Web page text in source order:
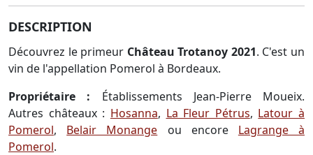
DESCRIPTION
Découvrez le primeur Château Trotanoy 2021. C'est un
vin de l'appellation Pomerol à Bordeaux.
Propriétaire : Établissements Jean-Pierre Moueix.
Autres châteaux : Hosanna, La Fleur Pétrus, Latour à
Pomerol, Belair Monange ou encore Lagrange à
Pomerol.